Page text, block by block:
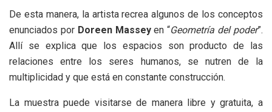
De esta manera, la artista recrea algunos de los conceptos
enunciados por Doreen Masseyen “Geometría del poder”.
Allí se explica que los espacios son producto de las
relaciones entre los seres humanos, se nutren de la
multiplicidad y que está en constante construcción.
La muestra puede visitarse de manera libre y gratuita, a